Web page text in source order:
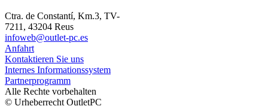
Ctra. de Constantí, Km.3, TV-
7211, 43204 Reus
infoweb@outlet-pc.es
Anfahrt
Kontaktieren Sie uns
Internes Informationssystem
Partnerprogramm
Alle Rechte vorbehalten
© Urheberrecht OutletPC